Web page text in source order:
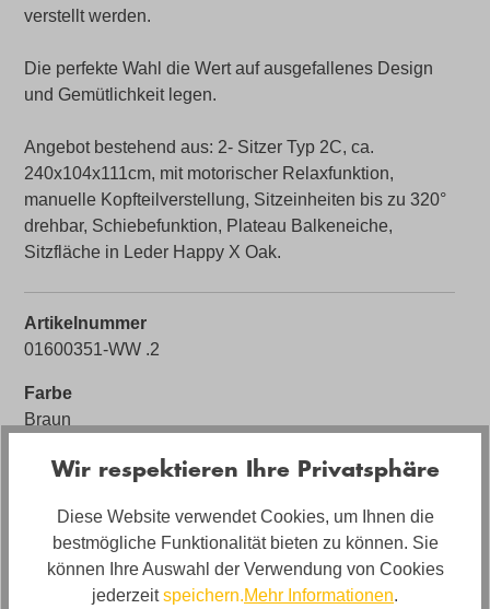
verstellt werden.
Die perfekte Wahl die Wert auf ausgefallenes Design
und Gemütlichkeit legen.
Angebot bestehend aus: 2- Sitzer Typ 2C, ca.
240x104x111cm, mit motorischer Relaxfunktion,
manuelle Kopfteilverstellung, Sitzeinheiten bis zu 320°
drehbar, Schiebefunktion, Plateau Balkeneiche,
Sitzfläche in Leder Happy X Oak.
Artikelnummer
01600351-WW .2
Farbe
Braun
Bezug
Bezugsmaterial
Leder Happy X
Artikel Bezeichnung
Wir respektieren Ihre Privatsphäre
Diese Website verwendet Cookies, um Ihnen die
bestmögliche Funktionalität bieten zu können. Sie
können Ihre Auswahl der Verwendung von Cookies
jederzeitspeichern.Mehr Informationen.